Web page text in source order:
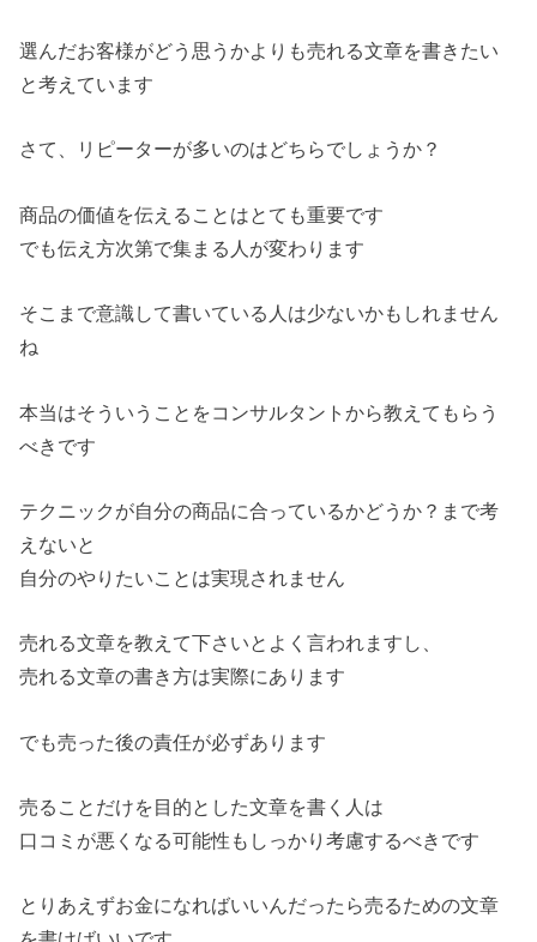
選んだお客様がどう思うかよりも売れる文章を書きたい
と考えています
さて、リピーターが多いのはどちらでしょうか？
商品の価値を伝えることはとても重要です
でも伝え方次第で集まる人が変わります
そこまで意識して書いている人は少ないかもしれません
ね
本当はそういうことをコンサルタントから教えてもらう
べきです
テクニックが自分の商品に合っているかどうか？まで考
えないと
自分のやりたいことは実現されません
売れる文章を教えて下さいとよく言われますし、
売れる文章の書き方は実際にあります
でも売った後の責任が必ずあります
売ることだけを目的とした文章を書く人は
口コミが悪くなる可能性もしっかり考慮するべきです
とりあえずお金になればいいんだったら売るための文章